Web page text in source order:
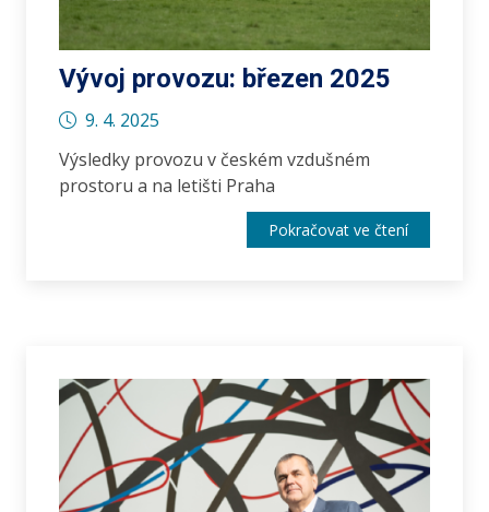
Vývoj provozu: březen 2025
9. 4. 2025
Výsledky provozu v českém vzdušném
prostoru a na letišti Praha
Pokračovat ve čtení